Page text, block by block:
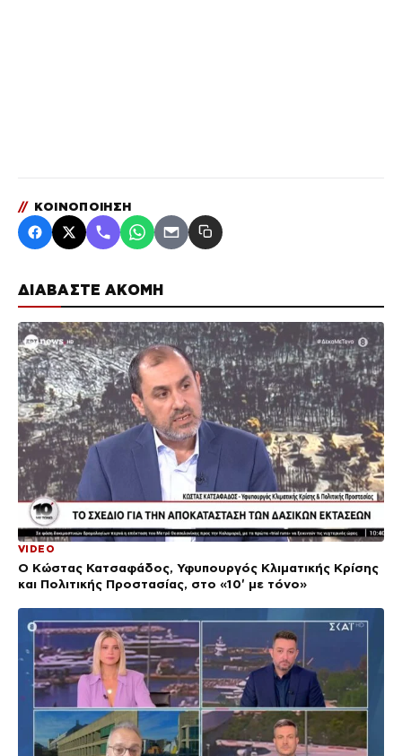
ΔΙΑΒΑΣΤΕ ΑΚΟΜΗ
VIDEO
Ο Κώστας Κατσαφάδος, Υφυπουργός Κλιματικής Κρίσης
και Πολιτικής Προστασίας, στο «10′ με τόνο»
// ΚΟΙΝΟΠΟΙΗΣΗ